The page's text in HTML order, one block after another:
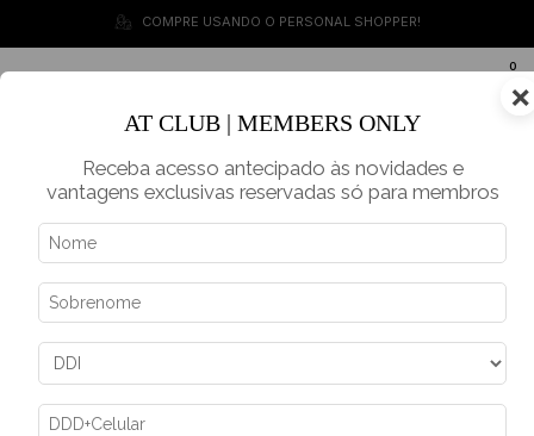
COMPRE USANDO O PERSONAL SHOPPER!
0
×
AT CLUB | MEMBERS ONLY
Receba acesso antecipado às novidades e
vantagens exclusivas reservadas só para membros